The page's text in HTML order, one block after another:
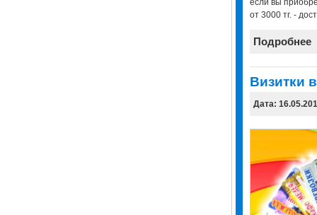
от 3000 тг. -
Подробнее
Визитки
Дата: